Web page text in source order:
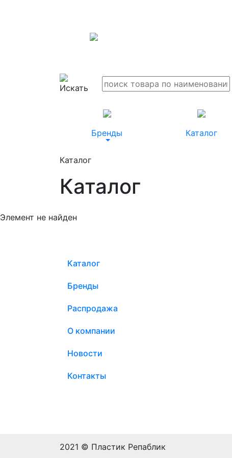
Бренды Каталог
Каталог
Каталог
Элемент не найден
Каталог
Бренды
Распродажа
О компании
Новости
Контакты
2021 © Пластик Репаблик